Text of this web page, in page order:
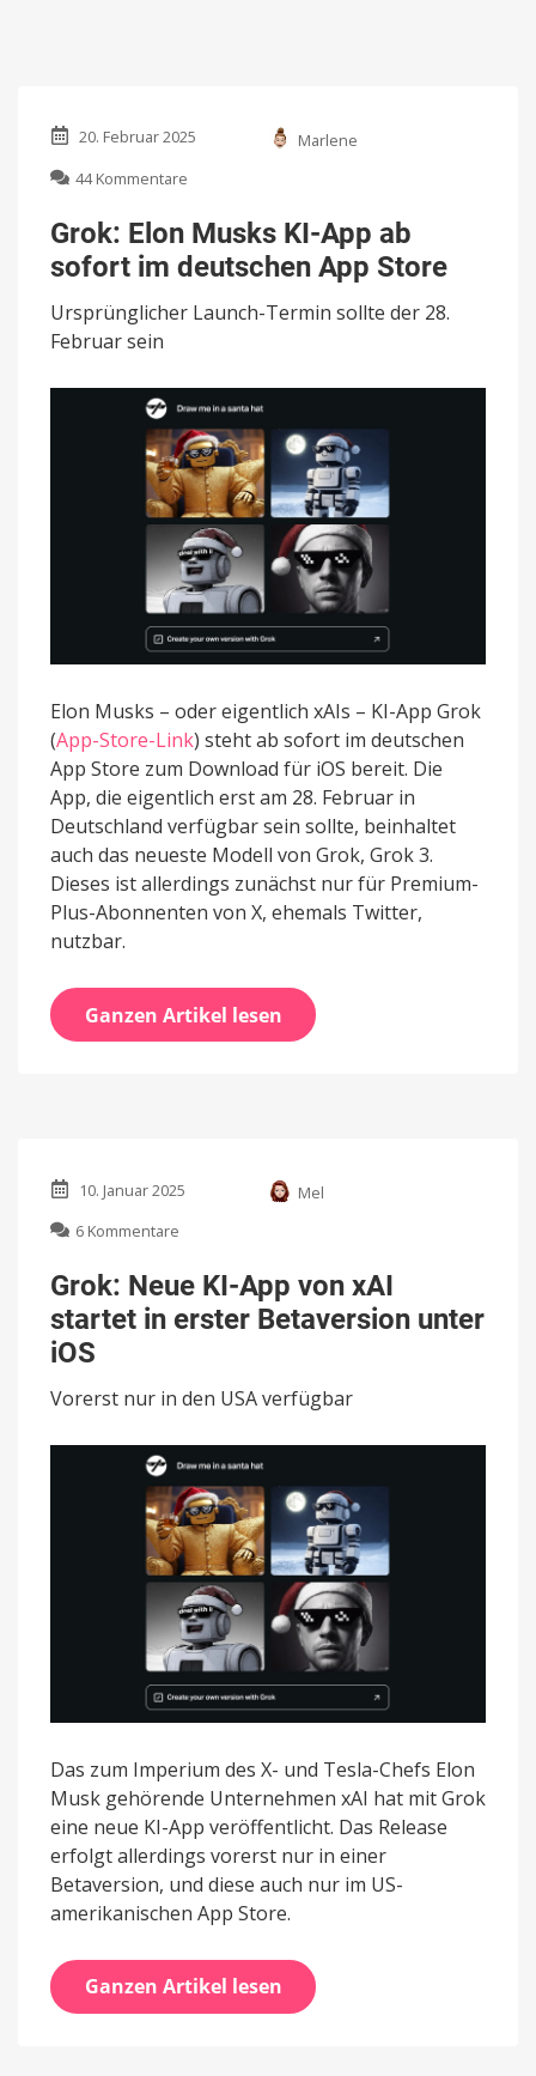
20. Februar 2025
Marlene
44 Kommentare
Elon
Musks
KI-
ab
deutschen
App
Store
Grok: Elon Musks KI-App ab
sofort im deutschen App Store
Ursprünglicher Launch-Termin sollte der 28.
Februar sein
Elon Musks – oder eigentlich xAIs – KI-App Grok
(App-Store-Link) steht ab sofort im deutschen
App Store zum Download für iOS bereit. Die
App, die eigentlich erst am 28. Februar in
Deutschland verfügbar sein sollte, beinhaltet
auch das neueste Modell von Grok, Grok 3.
Dieses ist allerdings zunächst nur für Premium-
Plus-Abonnenten von X, ehemals Twitter,
nutzbar.
Ganzen Artikel lesen
10. Januar 2025
Mel
6 Kommentare
Neue
KI-
App
startet
in
Betaversion
unter
iOS
Grok: Neue KI-App von xAI
startet in erster Betaversion unter
iOS
Vorerst nur in den USA verfügbar
Das zum Imperium des X- und Tesla-Chefs Elon
Musk gehörende Unternehmen xAI hat mit Grok
eine neue KI-App veröffentlicht. Das Release
erfolgt allerdings vorerst nur in einer
Betaversion, und diese auch nur im US-
amerikanischen App Store.
Ganzen Artikel lesen